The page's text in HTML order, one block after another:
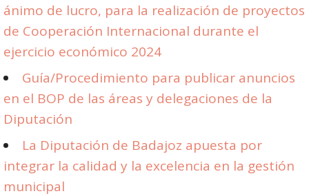
ánimo de lucro, para la realización de proyectos
de Cooperación Internacional durante el
ejercicio económico 2024
Guía/Procedimiento para publicar anuncios
en el BOP de las áreas y delegaciones de la
Diputación
La Diputación de Badajoz apuesta por
integrar la calidad y la excelencia en la gestión
municipal